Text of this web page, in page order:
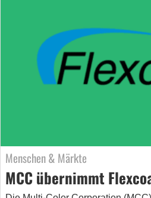
Menschen & Märkte
MCC übernimmt